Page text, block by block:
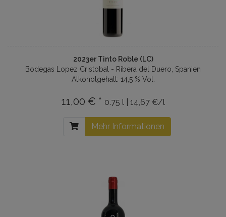
2023er Tinto Roble (LC)
Bodegas Lopez Cristobal - Ribera del Duero, Spanien
Alkoholgehalt: 14,5 % Vol.
11,00 € * 0.75 l | 14,67 €/l
Mehr Informationen